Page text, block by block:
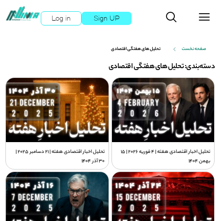
Log in Sign UP
صفحه نخست تحلیل های هفتگی اقتصادی
دسته‌بندی: تحلیل های هفتگی اقتصادی
تحلیل اخبار اقتصادی هفته | 4 فوریه 2026 | 15
بهمن 1404
تحلیل اخبار اقتصادی هفته | 21 دسامبر 2025 |
30 آذر 1404